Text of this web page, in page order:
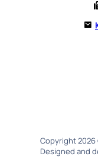
Copyright 2026
Designed and